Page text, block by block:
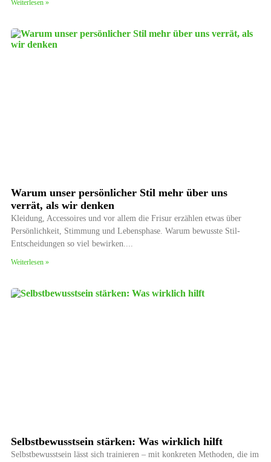
Weiterlesen »
Warum unser persönlicher Stil mehr über uns
verrät, als wir denken
Kleidung, Accessoires und vor allem die Frisur erzählen etwas über
Persönlichkeit, Stimmung und Lebensphase. Warum bewusste Stil-
Entscheidungen so viel bewirken.
Weiterlesen »
Selbstbewusstsein stärken: Was wirklich hilft
Selbstbewusstsein lässt sich trainieren – mit konkreten Methoden, die im